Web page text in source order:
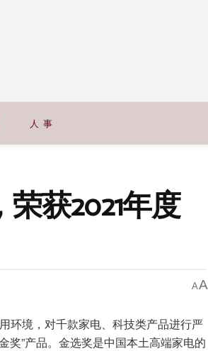
人 事
获2021年度
AA
环境，对千款家电、科技类产品进行严
奖”产品。金选奖是中国本土高端家电的